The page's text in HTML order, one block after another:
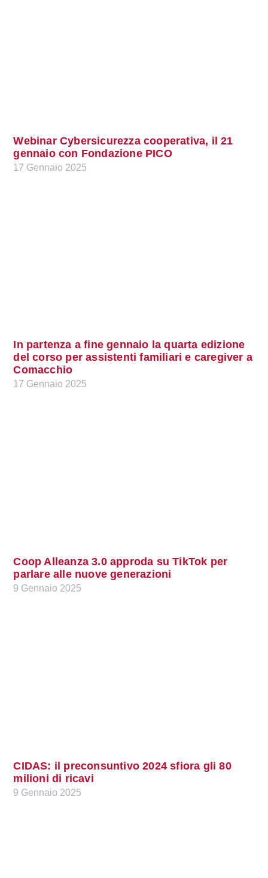
Webinar Cybersicurezza cooperativa, il 21
gennaio con Fondazione PICO
17 Gennaio 2025
In partenza a fine gennaio la quarta edizione
del corso per assistenti familiari e caregiver a
Comacchio
17 Gennaio 2025
Coop Alleanza 3.0 approda su TikTok per
parlare alle nuove generazioni
9 Gennaio 2025
CIDAS: il preconsuntivo 2024 sfiora gli 80
milioni di ricavi
9 Gennaio 2025